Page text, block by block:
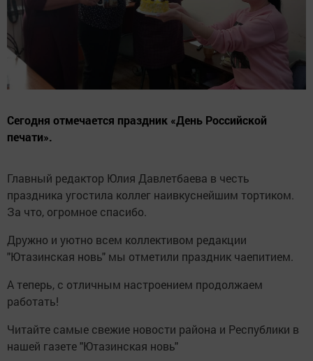
Сегодня отмечается праздник «День Российской
печати».
Главный редактор Юлия Давлетбаева в честь
праздника угостила коллег наивкуснейшим тортиком.
За что, огромное спасибо.
Дружно и уютно всем коллективом редакции
"Ютазинская новь" мы отметили праздник чаепитием.
А теперь, с отличным настроением продолжаем
работать!
Читайте самые свежие новости района и Республики в
нашей газете "Ютазинская новь"